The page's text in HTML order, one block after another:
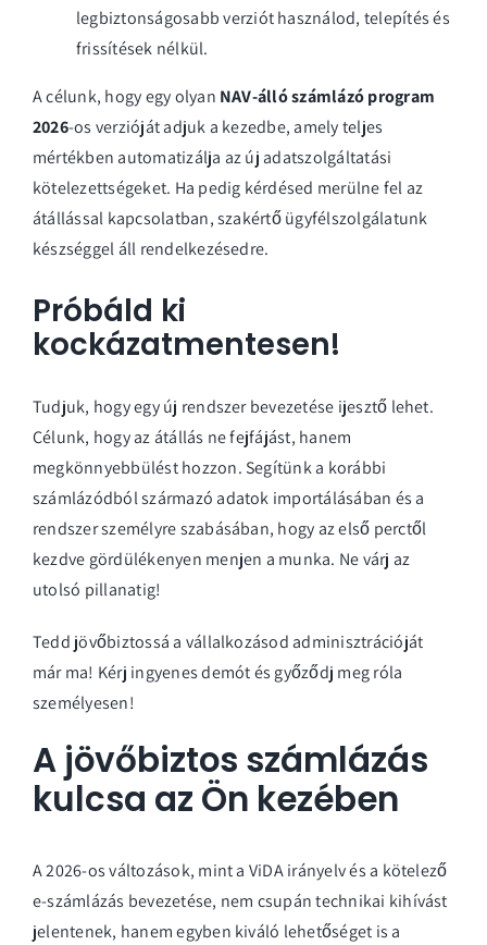
legbiztonságosabb verziót használod, telepítés és
frissítések nélkül.
A célunk, hogy egy olyan NAV-álló számlázó program
2026-os verzióját adjuk a kezedbe, amely teljes
mértékben automatizálja az új adatszolgáltatási
kötelezettségeket. Ha pedig kérdésed merülne fel az
átállással kapcsolatban, szakértő ügyfélszolgálatunk
készséggel áll rendelkezésedre.
Próbáld ki
kockázatmentesen!
Tudjuk, hogy egy új rendszer bevezetése ijesztő lehet.
Célunk, hogy az átállás ne fejfájást, hanem
megkönnyebbülést hozzon. Segítünk a korábbi
számlázódból származó adatok importálásában és a
rendszer személyre szabásában, hogy az első perctől
kezdve gördülékenyen menjen a munka. Ne várj az
utolsó pillanatig!
Tedd jövőbiztossá a vállalkozásod adminisztrációját
már ma! Kérj ingyenes demót és győződj meg róla
személyesen!
A jövőbiztos számlázás
kulcsa az Ön kezében
A 2026-os változások, mint a ViDA irányelv és a kötelező
e-számlázás bevezetése, nem csupán technikai kihívást
jelentenek, hanem egyben kiváló lehetőséget is a